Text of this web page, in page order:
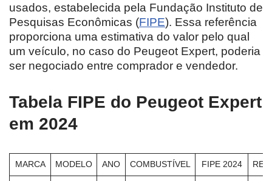
usados, estabelecida pela Fundação Instituto de
Pesquisas Econômicas (FIPE). Essa referência
proporciona uma estimativa do valor pelo qual
um veículo, no caso do Peugeot Expert, poderia
ser negociado entre comprador e vendedor.
Tabela FIPE do Peugeot Expert
em 2024
MARCA MODELO ANO COMBUSTÍVEL FIPE 2024